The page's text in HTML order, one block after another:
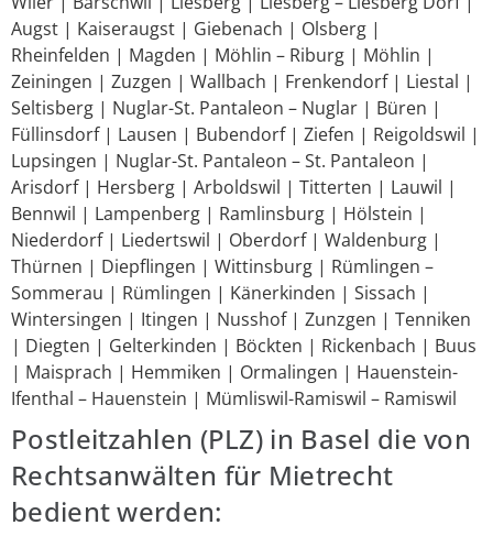
Augst | Kaiseraugst | Giebenach | Olsberg |
Rheinfelden | Magden | Möhlin – Riburg | Möhlin |
Zeiningen | Zuzgen | Wallbach | Frenkendorf | Liestal |
Seltisberg | Nuglar-St. Pantaleon – Nuglar | Büren |
Füllinsdorf | Lausen | Bubendorf | Ziefen | Reigoldswil |
Lupsingen | Nuglar-St. Pantaleon – St. Pantaleon |
Arisdorf | Hersberg | Arboldswil | Titterten | Lauwil |
Bennwil | Lampenberg | Ramlinsburg | Hölstein |
Niederdorf | Liedertswil | Oberdorf | Waldenburg |
Thürnen | Diepflingen | Wittinsburg | Rümlingen –
Sommerau | Rümlingen | Känerkinden | Sissach |
Wintersingen | Itingen | Nusshof | Zunzgen | Tenniken
| Diegten | Gelterkinden | Böckten | Rickenbach | Buus
| Maisprach | Hemmiken | Ormalingen | Hauenstein-
Ifenthal – Hauenstein | Mümliswil-Ramiswil – Ramiswil
Postleitzahlen (PLZ) in Basel die von
Rechtsanwälten für Mietrecht
bedient werden: